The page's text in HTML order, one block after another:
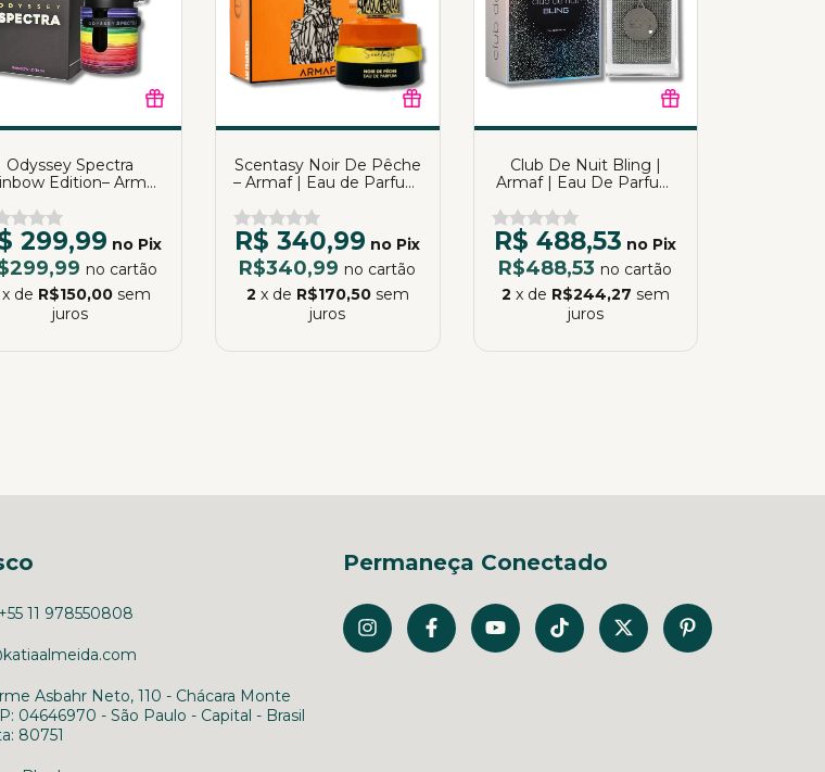
Odyssey Spectra
Edition– Armaf
299,99 no Pix
no cartão
x de R$150,00 sem
juros
Scentasy Noir De Pêche
– Armaf | Eau de Parfum
R$ 340,99 no Pix
R$340,99 no cartão
2 x de R$170,50 sem
juros
Club De Nuit Bling |
Armaf | Eau De Parfum
R$ 488,53 no Pix
R$488,53 no cartão
2 x de R$244,27 sem
juros
11 978550808
Asbahr Neto, 110 - Chácara Monte
04646970 - São Paulo - Capital - Brasil
80751
Permaneça Conectado